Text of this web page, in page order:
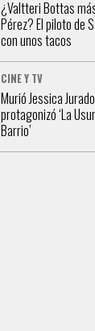
¿Valtteri Bottas
Pérez? El piloto de
con unos tacos
CINE Y TV
Murió Jessica
protagonizó ‘La
Barrio’